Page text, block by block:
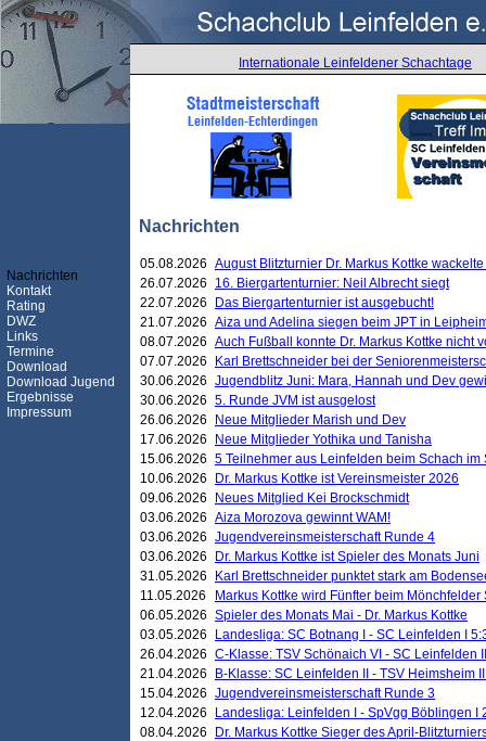
Internationale Leinfeldener Schachtage
Nachrichten
Nachrichten
Kontakt
Rating
DWZ
Links
Termine
Download
Download Jugend
Ergebnisse
Impressum
05.08.2026 August Blitzturnier Dr. Markus Kottke
26.07.2026
16. Biergartenturnier: Neil Albrecht siegt
22.07.2026
Das Biergartenturnier ist ausgebucht!
21.07.2026 Aiza und Adelina siegen beim JPT in
08.07.2026 Auch Fußball konnte Dr. Markus Kottke nicht
07.07.2026
Karl Brettschneider bei der
30.06.2026 Jugendblitz Juni: Mara, Hannah und Dev
30.06.2026 5. Runde JVM ist ausgelost
26.06.2026
Neue Mitglieder Marish und Dev
17.06.2026
Neue Mitglieder Yothika und Tanisha
15.06.2026 5 Teilnehmer aus Leinfelden beim Schach
10.06.2026
Dr. Markus Kottke ist Vereinsmeister 2026
09.06.2026
Neues Mitglied Kei Brockschmidt
03.06.2026 Aiza Morozova gewinnt WAM!
03.06.2026 Jugendvereinsmeisterschaft Runde 4
03.06.2026
Dr. Markus Kottke ist Spieler des Monats Juni
31.05.2026
Karl Brettschneider punktet stark am
11.05.2026
Markus Kottke wird Fünfter beim
06.05.2026 Spieler des Monats Mai - Dr. Markus Kottke
03.05.2026
Landesliga: SC Botnang I - SC Leinfelden I
26.04.2026 C-Klasse: TSV Schönaich VI - SC Leinfelden
21.04.2026
B-Klasse: SC Leinfelden II - TSV Heimsheim
15.04.2026 Jugendvereinsmeisterschaft Runde 3
12.04.2026
Landesliga: Leinfelden I - SpVgg Böblingen I
08.04.2026
Dr. Markus Kottke Sieger des April-